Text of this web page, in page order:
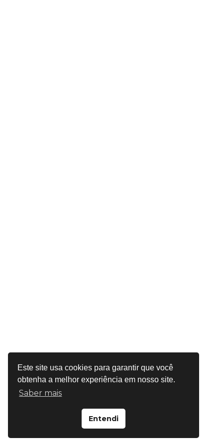
Este site usa cookies para garantir que você
obtenha a melhor experiência em nosso site.
Saber mais
Entendi